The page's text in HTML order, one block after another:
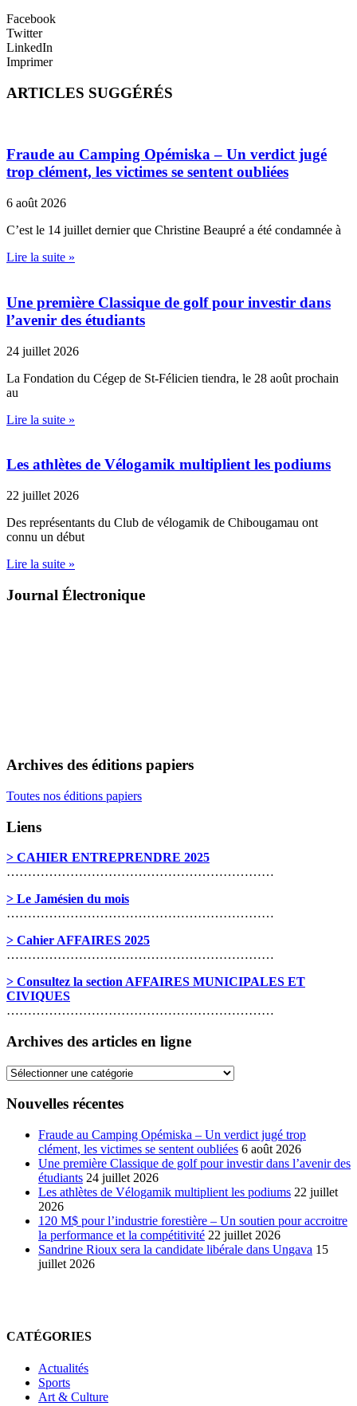
Facebook
Twitter
LinkedIn
Imprimer
ARTICLES SUGGÉRÉS
Fraude au Camping Opémiska – Un verdict jugé
trop clément, les victimes se sentent oubliées
6 août 2026
C’est le 14 juillet dernier que Christine Beaupré a été condamnée à
Lire la suite »
Une première Classique de golf pour investir dans
l’avenir des étudiants
24 juillet 2026
La Fondation du Cégep de St-Félicien tiendra, le 28 août prochain
au
Lire la suite »
Les athlètes de Vélogamik multiplient les podiums
22 juillet 2026
Des représentants du Club de vélogamik de Chibougamau ont
connu un début
Lire la suite »
Journal Électronique
Archives des éditions papiers
Toutes nos éditions papiers
Liens
> CAHIER ENTREPRENDRE 2025
………………………………………………………
> Le Jamésien du mois
………………………………………………………
> Cahier AFFAIRES 2025
………………………………………………………
> Consultez la section AFFAIRES MUNICIPALES ET
CIVIQUES
………………………………………………………
Archives des articles en ligne
Archives
articles
Nouvelles récentes
Fraude au Camping Opémiska – Un verdict jugé trop
clément, les victimes se sentent oubliées 6 août 2026
Une première Classique de golf pour investir dans l’avenir des
étudiants 24 juillet 2026
Les athlètes de Vélogamik multiplient les podiums 22 juillet
2026
120 M$ pour l’industrie forestière – Un soutien pour accroitre
la performance et la compétitivité 22 juillet 2026
Sandrine Rioux sera la candidate libérale dans Ungava 15
juillet 2026
CATÉGORIES
Actualités
Sports
Art & Culture